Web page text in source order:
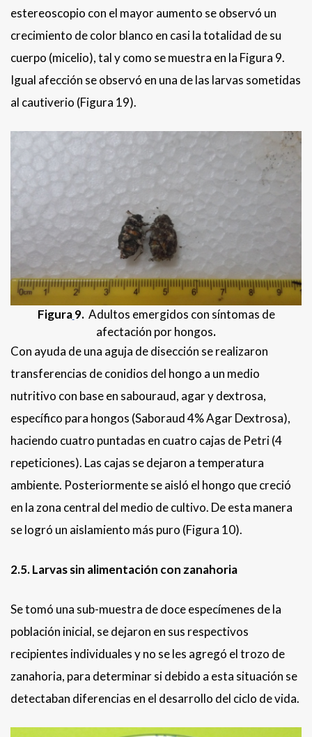
estereoscopio con el mayor aumento se observó un
crecimiento de color blanco en casi la totalidad de su
cuerpo (micelio), tal y como se muestra en la Figura 9.
Igual afección se observó en una de las larvas sometidas
al cautiverio (Figura 19).
Figura 9. Adultos emergidos con síntomas de
afectación por hongos.
Con ayuda de una aguja de disección se realizaron
transferencias de conidios del hongo a un medio
nutritivo con base en sabouraud, agar y dextrosa,
específico para hongos (Saboraud 4% Agar Dextrosa),
haciendo cuatro puntadas en cuatro cajas de Petri (4
repeticiones). Las cajas se dejaron a temperatura
ambiente. Posteriormente se aisló el hongo que creció
en la zona central del medio de cultivo. De esta manera
se logró un aislamiento más puro (Figura 10).
2.5. Larvas sin alimentación con zanahoria
Se tomó una sub-muestra de doce especímenes de la
población inicial, se dejaron en sus respectivos
recipientes individuales y no se les agregó el trozo de
zanahoria, para determinar si debido a esta situación se
detectaban diferencias en el desarrollo del ciclo de vida.